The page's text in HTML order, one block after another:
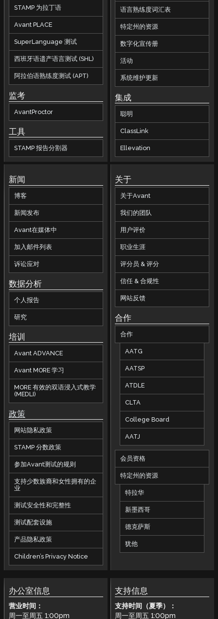
STAMP 为拉丁语
Avant PLACE
SuperLanguage 测试
西班牙语遗产语言测试 (SHL)
阿拉伯语熟练度测试 (APT)
监考
AvantProctor
工具
STAMP 报告分割器
语言熟练度词汇表
特定州的资源
数字化宣传册
活动
系统维护更新
集成
聪明
ClassLink
Ellevation
新闻
博客
新闻发布
Avant在媒体中
加入邮件列表
诉讼应对
数据分析
个人报告
研究
培训
Avant ADVANCE
Avant MORE 学习
MORE 有效的双语浸入式教学
(MEDLI)
政策
网站隐私政策
STAMP 分数政策
参加Avant测试的规则
支持少数族裔和女性拥有的企
业
测试安全性和完整性
测试配套设施
产品隐私政策
Children’s Privacy Notice
关于
关于Avant
我们的团队
用户评价
职业生涯
评分员 & 评分
信任 & 合规性
网站反馈
合作
合作
AATG
AATSP
ATDLE
CLTA
College Board
AATJ
会员资格
特定州的资源
特拉华
新墨西哥
德克萨斯
犹他
办公室信息
营业时间：
周一至周五 1:00pm
支持信息
支持时间（夏季）：
周一至周五1:00pm